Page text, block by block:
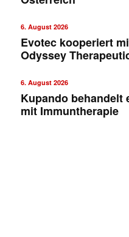
6. August 2026
Evotec kooperiert
Odyssey
6. August 2026
Kupando behandelt
mit Immuntherapie